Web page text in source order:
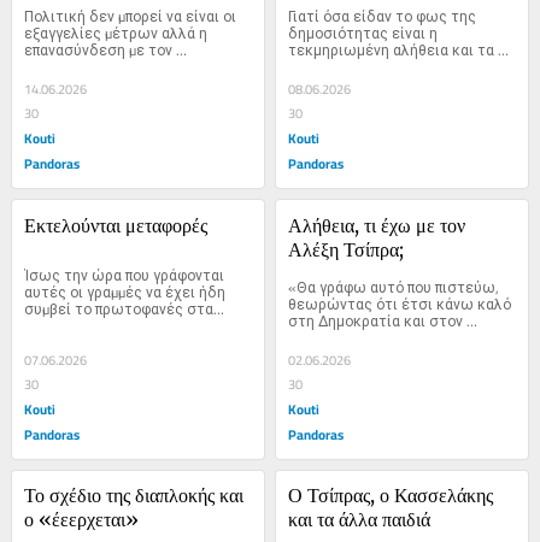
Πολιτική δεν µπορεί να είναι οι
εξαγγελίες µέτρων αλλά η
επανασύνδεση µε τον
κοινωνικώς δρώντα άνθρωπο.
14.06.2026
30
Kouti
Pandoras
αποκαλύψεις;
Γιατί όσα είδαν το φως της
δημοσιότητας είναι η
τεκμηριωμένη αλήθεια και τα
περί συκοφαντιών…
08.06.2026
30
Kouti
Pandoras
Εκτελούνται μεταφορές
Ίσως την ώρα που γράφονται
αυτές οι γραµµές να έχει ήδη
συµβεί το πρωτοφανές στα…
07.06.2026
30
Kouti
Pandoras
Αλήθεια, τι έχω με τον
Αλέξη Τσίπρα;
«Θα γράφω αυτό που πιστεύω,
θεωρώντας ότι έτσι κάνω καλό
στη Δημοκρατία και στον
εαυτό…
02.06.2026
30
Kouti
Pandoras
Το σχέδιο της διαπλοκής και
ο «έεερχεται»
Ο Τσίπρας, ο Κασσελάκης
και τα άλλα παιδιά